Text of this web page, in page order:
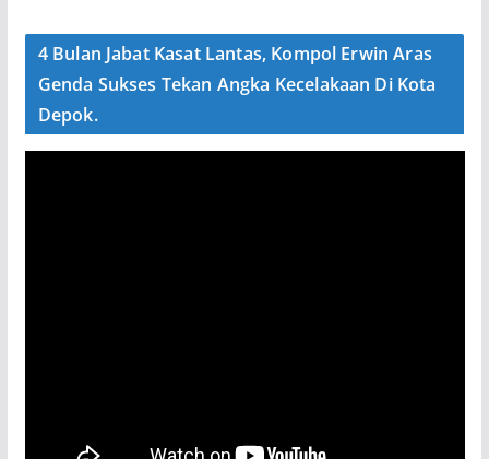
4 Bulan Jabat Kasat Lantas, Kompol Erwin Aras
Genda Sukses Tekan Angka Kecelakaan Di Kota
Depok.